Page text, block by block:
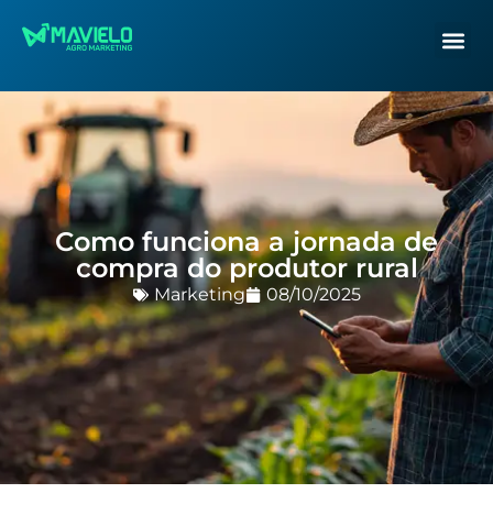
Como funciona a jornada de
compra do produtor rural
Marketing 08/10/2025